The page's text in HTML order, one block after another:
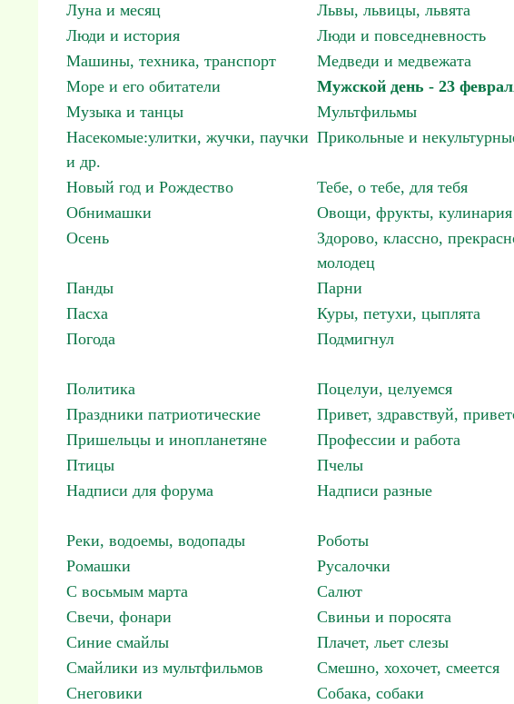
Луна и месяц
Львы, львицы, львята
Люди и история
Люди и повседневность
Машины, техника, транспорт
Медведи и медвежата
Море и его обитатели
Мужской день - 23
Музыка и танцы
Мультфильмы
Насекомые:улитки, жучки, паучки
и др.
Прикольные и
Новый год и Рождество Тебе, о тебе, для тебя
Обнимашки
Овощи, фрукты, кулинария
Осень
Здорово, классно,
молодец
Панды Парни
Пасха
Куры, петухи, цыплята
Погода
Подмигнул
Политика
Поцелуи, целуемся
Праздники патриотические
Привет, здравствуй,
Пришельцы и инопланетяне
Профессии и работа
Птицы
Пчелы
Надписи для форума
Надписи разные
Реки, водоемы, водопады
Роботы
Ромашки
Русалочки
С восьмым марта
Салют
Свечи, фонари
Свиньи и поросята
Синие смайлы
Плачет, льет слезы
Смайлики из мультфильмов
Смешно, хохочет, смеется
Снеговики
Собака, собаки